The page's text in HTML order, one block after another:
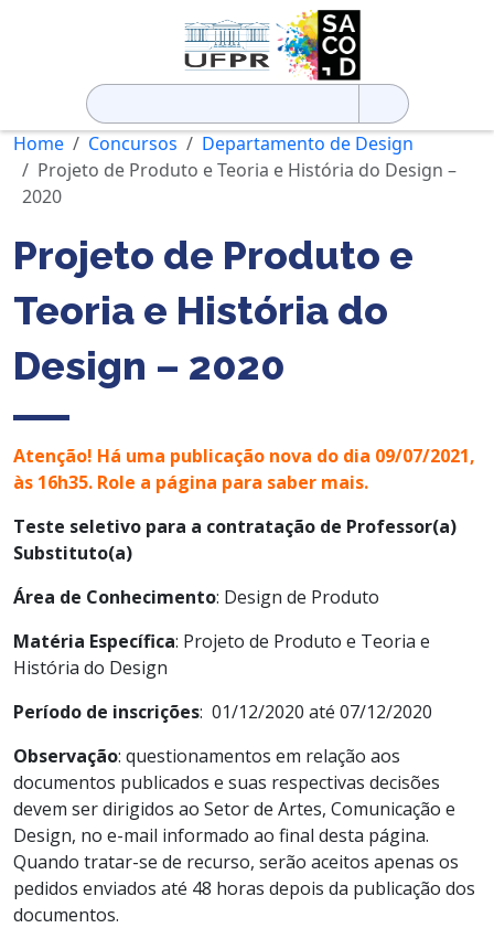
Pesquisar
por:
Home
Concursos
Departamento de Design
Projeto de Produto e Teoria e História do Design –
2020
Projeto de Produto e
Teoria e História do
Design – 2020
Atenção! Há uma publicação nova do dia 09/07/2021,
às 16h35. Role a página para saber mais.
Teste seletivo para a contratação de Professor(a)
Substituto(a)
Área de Conhecimento: Design de Produto
Matéria Específica: Projeto de Produto e Teoria e
História do Design
Período de inscrições: 01/12/2020 até 07/12/2020
Observação: questionamentos em relação aos
documentos publicados e suas respectivas decisões
devem ser dirigidos ao Setor de Artes, Comunicação e
Design, no e-mail informado ao final desta página.
Quando tratar-se de recurso, serão aceitos apenas os
pedidos enviados até 48 horas depois da publicação dos
documentos.